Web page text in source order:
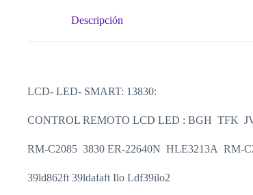
Descripción
LCD- LED- SMART: 13830:
CONTROL REMOTO LCD LED : BGH TFK
RM-C2085 3830 ER-22640N HLE3213A RM-
39ld862ft 39ldafaft Ilo Ldf39ilo2